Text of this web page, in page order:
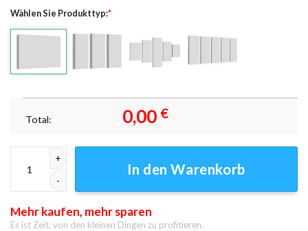
Wählen Sie Produkttyp:*
Total: 0,00 €
In den Warenkorb
Mehr kaufen, mehr sparen
Es ist Zeit, von den kleinen Dingen zu profitieren.